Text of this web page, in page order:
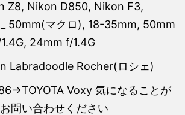
Z8, Nikon D850, Nikon F3,
50mm(マクロ), 18-35mm, 50mm
24mm f/1.4G
Labradoodle Rocher(ロシェ)
Voxy 気になることが
問い合わせください